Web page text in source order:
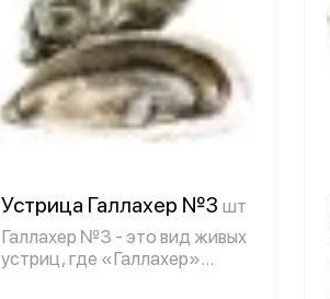
Устрица Галлахер №3 шт
Галлахер №3 - это вид живых
устриц, где «Галлахер»